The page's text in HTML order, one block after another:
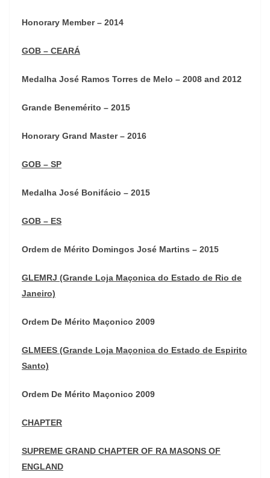
Honorary Member – 2014
GOB – CEARÁ
Medalha José Ramos Torres de Melo – 2008 and 2012
Grande Benemérito – 2015
Honorary Grand Master – 2016
GOB – SP
Medalha José Bonifácio – 2015
GOB – ES
Ordem de Mérito Domingos José Martins – 2015
GLEMRJ (Grande Loja Maçonica do Estado de Rio de
Janeiro)
Ordem De Mérito Maçonico 2009
GLMEES (Grande Loja Maçonica do Estado de Espirito
Santo)
Ordem De Mérito Maçonico 2009
CHAPTER
SUPREME GRAND CHAPTER OF RA MASONS OF
ENGLAND